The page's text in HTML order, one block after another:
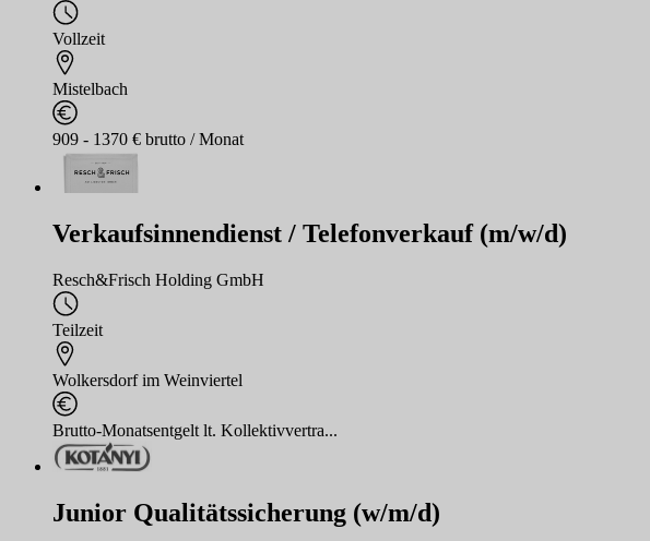
Vollzeit
Mistelbach
909 - 1370 € brutto / Monat
Verkaufsinnendienst / Telefonverkauf (m/w/d)
Resch&Frisch Holding GmbH
Teilzeit
Wolkersdorf im Weinviertel
Brutto-Monatsentgelt lt. Kollektivvertra...
Junior Qualitätssicherung (w/m/d)